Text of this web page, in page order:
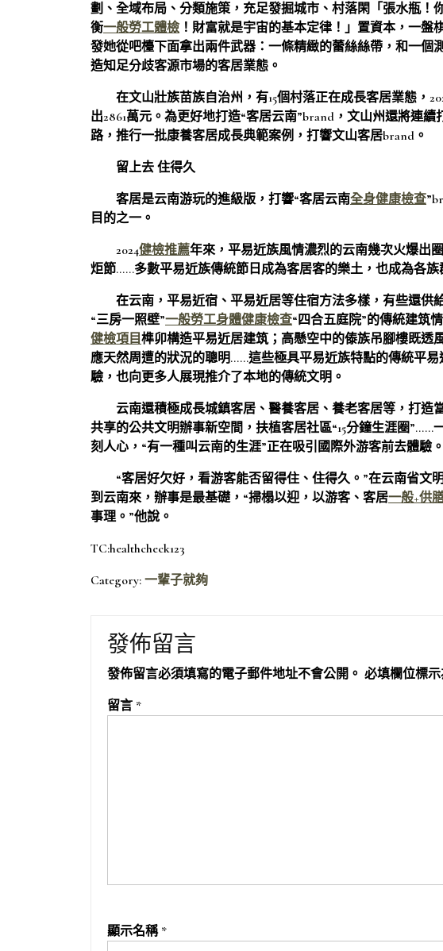
劃、全域布局、分類施策，充足發掘城市、村落閑「張水瓶！
衡一般勞工體檢 ！財富就是宇宙的基本定律！」置資本，一
發她從吧檯下面拿出兩件武器：一條精緻的蕾絲絲帶，和一個
造知足分歧客源市場的客居業態。
在文山壯族苗族自治州，有15個村落正在成長客居業態，
出2861萬元。為更好地打造“客居云南”brand，文山州還將連
路，推行一批康養客居成長典範案例，打響文山客居brand。
留上去 住得久
客居是云南游玩的進級版，打響“客居云南全身健康檢查
目的之一。
2024健檢推薦年來，平易近族風情濃烈的云南幾次火爆出
炬節……多數平易近族傳統節日成為客居客的樂土，也成為各族
在云南，平易近宿、平易近居等住宿方法多樣，有些還供
“三房一照壁”一般勞工身體健康檢查“四合五庭院”的傳統建筑
健檢項目榫卯構造平易近居建筑；高懸空中的傣族吊腳樓既透
應天然周遭的狀況的聰明……這些極具平易近族特點的傳統平
驗，也向更多人展現推介了本地的傳統文明。
云南還積極成長城鎮客居、醫養客居、養老客居等，打造
共享的公共文明辦事新空間，扶植客居社區“15分鐘生涯圈”……
刻人心，“有一種叫云南的生涯”正在吸引國際外游客前去體驗。
“客居好欠好，看游客能否留得住、住得久。”在云南省文
到云南來，辦事是最基礎，“掃榻以迎，以游客、客居一般+供
事理。”他說。
TC:healthcheck123
Category: 一輩子就夠
發佈留言
發佈留言必須填寫的電子郵件地址不會公開。 必填欄位標
留言 *
顯示名稱 *